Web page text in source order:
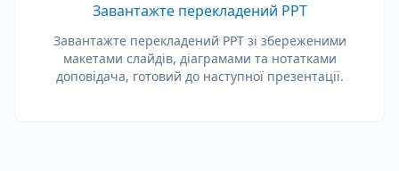
Завантажте перекладений PPT
Завантажте перекладений PPT зі збереженими
макетами слайдів, діаграмами та нотатками
доповідача, готовий до наступної презентації.